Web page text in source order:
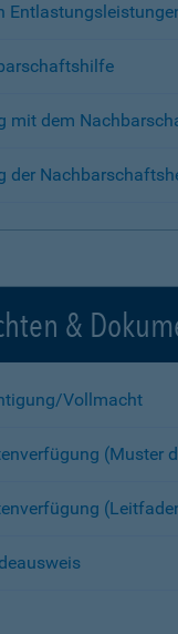
mit dem
der
&
Vollmacht
(Muster